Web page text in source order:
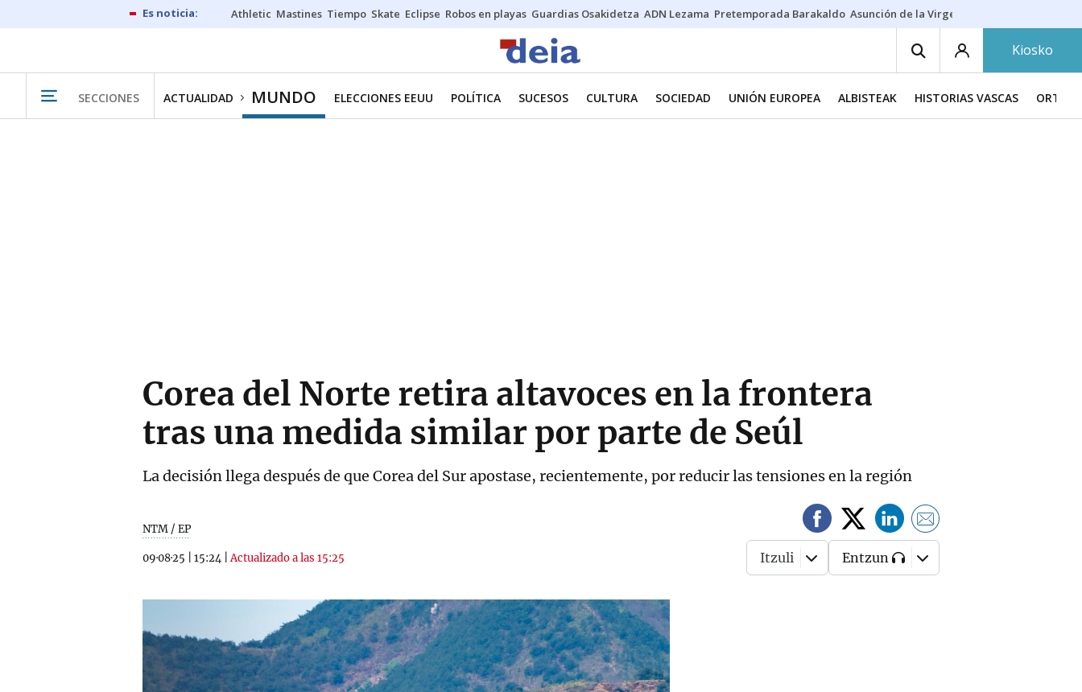
Athletic Mastines Tiempo Skate Eclipse Robos en playas Guardias Osakidetza ADN Lezama Pretemporada Barakaldo Asunción de la Virgen
Kiosko
SECCIONES ACTUALIDAD MUNDO ELECCIONES EEUU POLÍTICA SUCESOS CULTURA SOCIEDAD UNIÓN EUROPEA ALBISTEAK HISTORIAS VASCAS
Corea del Norte retira altavoces en la frontera
tras una medida similar por parte de Seúl
La decisión llega después de que Corea del Sur apostase, recientemente, por reducir las tensiones en la región
NTM / EP
09·08·25 15:24 |Actualizado a las 15:25 Itzuli Entzun